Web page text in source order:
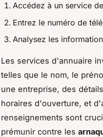
Accédez à un service
Entrez le numéro de
Analysez les
Les services d'annuaire
telles que le nom, le
une entreprise, des
horaires d'ouverture, et
renseignements sont
prémunir contre les